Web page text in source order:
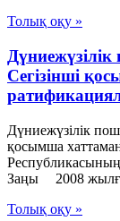
Толық оқу »
Сегізінші
Дүниежүзілік
қосымша
Заңы 2008
Толық оқу »